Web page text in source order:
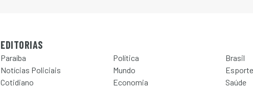
EDITORIAS
Paraíba Política
Brasil
Notícias Policiais
Mundo
Esporte
Cotidiano
Economia
Saúde